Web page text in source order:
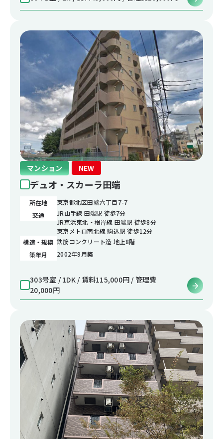
マンション NEW
デュオ・スカーラ田端
所在地
東京都北区田端六丁目7-7
交通
JR山手線 田端駅 徒歩7分
JR京浜東北・根岸線 田端駅 徒歩8分
東京メトロ南北線 駒込駅 徒歩12分
構造・規模 鉄筋コンクリート造 地上8階
築年月
2002年9月築
303号室 / 1DK / 賃料115,000円 / 管理費
20,000円